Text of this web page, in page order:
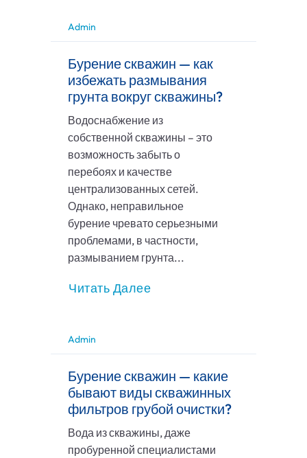
Admin
Бурение скважин — как
избежать размывания
грунта вокруг скважины?
Водоснабжение из
собственной скважины – это
возможность забыть о
перебоях и качестве
централизованных сетей.
Однако, неправильное
бурение чревато серьезными
проблемами, в частности,
размыванием грунта...
Читать Далее
Admin
Бурение скважин — какие
бывают виды скважинных
фильтров грубой очистки?
Вода из скважины, даже
пробуренной специалистами